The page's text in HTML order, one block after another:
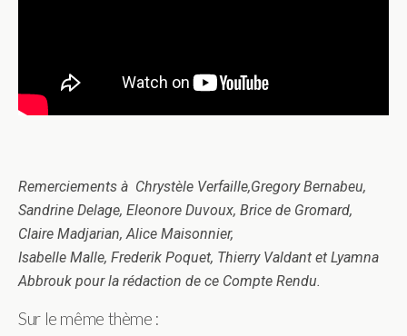
Remerciements à Chrystèle Verfaille,Gregory Bernabeu,
Sandrine Delage, Eleonore Duvoux, Brice de Gromard,
Claire Madjarian, Alice Maisonnier,
Isabelle Malle, Frederik Poquet, Thierry Valdant et Lyamna
Abbrouk pour la rédaction de ce Compte Rendu.
Sur le même thème :